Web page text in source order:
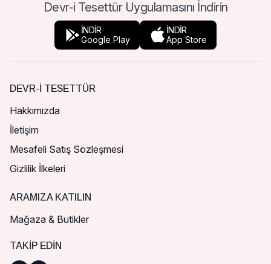
Devr-i Tesettür Uygulamasını İndirin
İNDİR
Google Play
İNDİR
App Store
DEVR-I TESETTÜR
Hakkımızda
İletişim
Mesafeli Satış Sözleşmesi
Gizlilik İlkeleri
ARAMIZA KATILIN
Mağaza & Butikler
TAKIP EDIN